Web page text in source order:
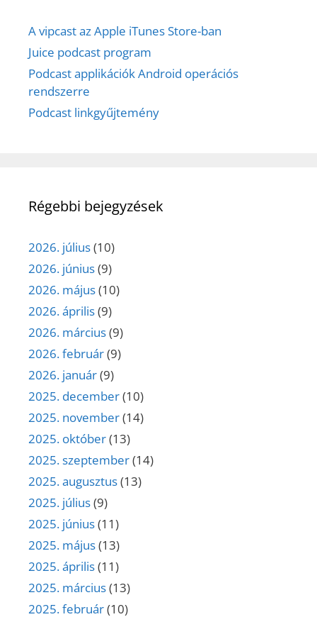
A vipcast az Apple iTunes Store-ban
Juice podcast program
Podcast applikációk Android operációs
rendszerre
Podcast linkgyűjtemény
Régebbi bejegyzések
2026. július(10)
2026. június(9)
2026. május(10)
2026. április(9)
2026. március(9)
2026. február(9)
2026. január(9)
2025. december(10)
2025. november(14)
2025. október(13)
2025. szeptember(14)
2025. augusztus(13)
2025. július(9)
2025. június(11)
2025. május(13)
2025. április(11)
2025. március(13)
2025. február(10)